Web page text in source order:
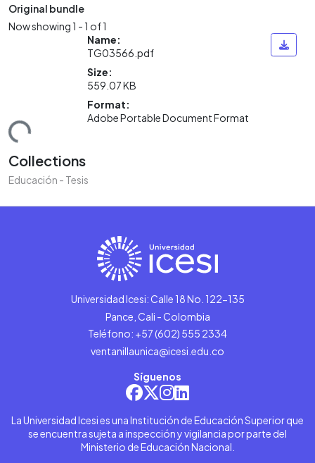
Original bundle
Now showing1 - 1 of 1
Name:
TG03566.pdf
Size:
559.07 KB
Format:
Adobe Portable Document Format
Collections
Educación - Tesis
Universidad Icesi: Calle 18 No. 122-135
Pance, Cali - Colombia
Teléfono: +57 (602) 555 2334
ventanillaunica@icesi.edu.co
Síguenos
La Universidad Icesi es una Institución de Educación Superior que
se encuentra sujeta a inspección y vigilancia por parte del
Ministerio de Educación Nacional.